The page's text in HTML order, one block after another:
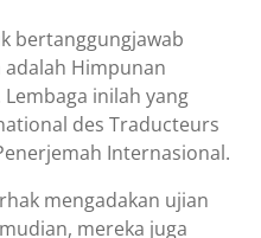
bertanggungjawab
Himpunan
inilah yang
des Traducteurs
Internasional.
mengadakan ujian
mereka juga